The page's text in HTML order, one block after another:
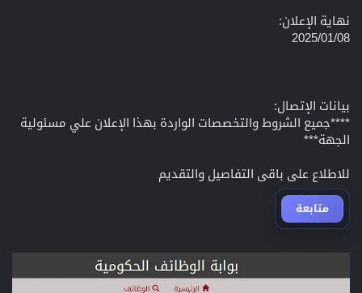
نهاية الإعلان:
2025/01/08
بيانات الإتصال:
****جميع الشروط والتخصصات الواردة بهذا الإعلان علي مسئولية
الجهة***
للاطلاع على باقى التفاصيل والتقديم
متابعة